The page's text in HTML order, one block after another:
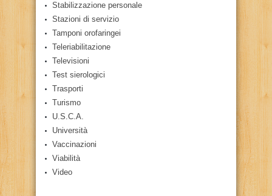
Stabilizzazione personale
Stazioni di servizio
Tamponi orofaringei
Teleriabilitazione
Televisioni
Test sierologici
Trasporti
Turismo
U.S.C.A.
Università
Vaccinazioni
Viabilità
Video